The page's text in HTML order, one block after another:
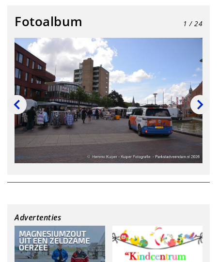
Fotoalbum 1 / 24
Advertenties